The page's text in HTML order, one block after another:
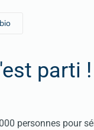
parti !
personnes pour